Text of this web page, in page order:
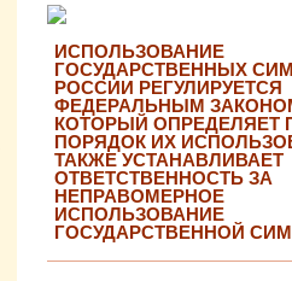
ИСПОЛЬЗОВАНИЕ
ГОСУДАРСТВЕННЫХ
РОССИИ РЕГУЛИРУЕТСЯ
ФЕДЕРАЛЬНЫМ
КОТОРЫЙ ОПРЕДЕЛЯЕТ
ПОРЯДОК ИХ
ТАКЖЕ УСТАНАВЛИВАЕТ
ОТВЕТСТВЕННОСТЬ ЗА
НЕПРАВОМЕРНОЕ
ИСПОЛЬЗОВАНИЕ
ГОСУДАРСТВЕННОЙ